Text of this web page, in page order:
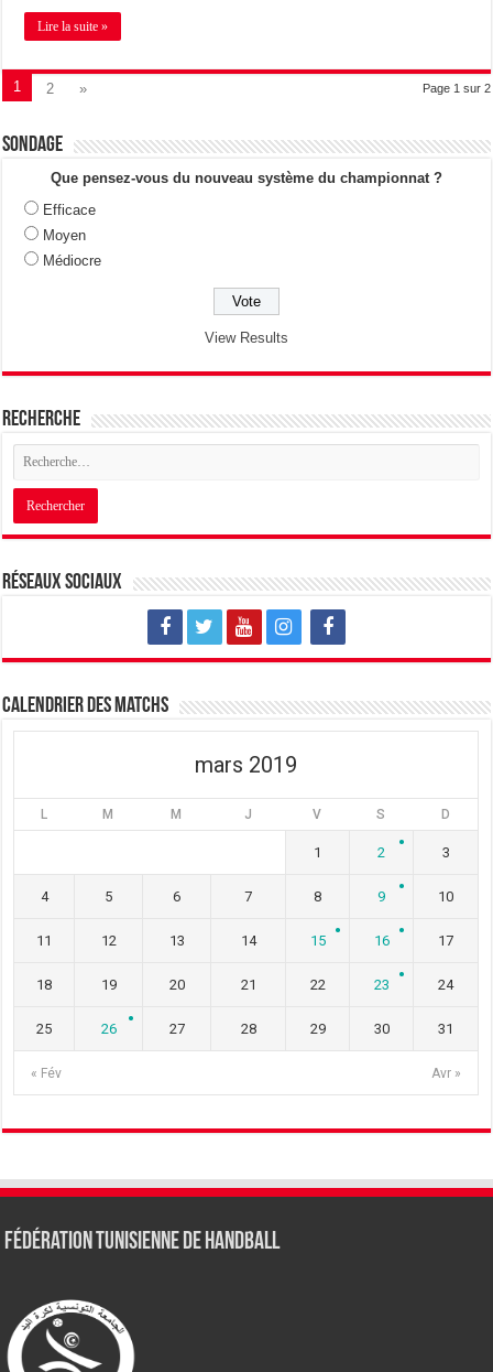
Lire la suite »
Page 1 sur 2
1 2 »
Sondage
Que pensez-vous du nouveau système du championnat ?
Efficace
Moyen
Médiocre
View Results
Recherche
Réseaux sociaux
Calendrier des matchs
mars 2019
L M M J V S D
« Fév Avr »
1 2 3
4 5 6 7 8 9 10
11 12 13 14 15 16 17
18 19 20 21 22 23 24
25 26 27 28 29 30 31
Fédération tunisienne de Handball